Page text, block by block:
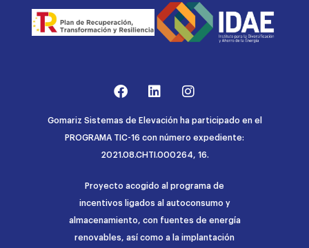
Gomariz Sistemas de Elevación ha participado en el
PROGRAMA TIC-16 con número expediente:
2021.08.CHTI.000264, 16.
Proyecto acogido al programa de
incentivos ligados al autoconsumo y
almacenamiento, con fuentes de energía
renovables, así como a la implantación